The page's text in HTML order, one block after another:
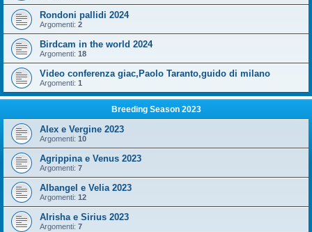
Rondoni pallidi 2024
Argomenti: 2
Birdcam in the world 2024
Argomenti: 18
Video conferenza giac,Paolo Taranto,guido di milano
Argomenti: 1
Breeding Season 2023
Alex e Vergine 2023
Argomenti: 10
Agrippina e Venus 2023
Argomenti: 7
Albangel e Velia 2023
Argomenti: 12
Alrisha e Sirius 2023
Argomenti: 7